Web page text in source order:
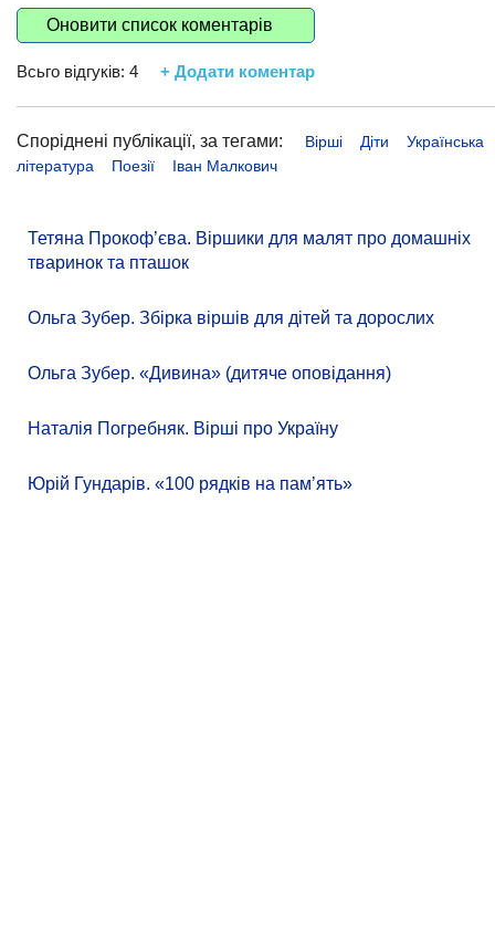
Оновити список коментарів
Всьго відгуків: 4 + Додати коментар
Споріднені публікації, за тегами: Вірші Діти
Українська
література
Поезії Іван Малкович
Тетяна Прокоф’єва. Віршики для малят про домашніх
тваринок та пташок
Ольга Зубер. Збірка віршів для дітей та дорослих
Ольга Зубер. «Дивина» (дитяче оповідання)
Наталія Погребняк. Вірші про Україну
Юрій Гундарів. «100 рядків на памʼять»